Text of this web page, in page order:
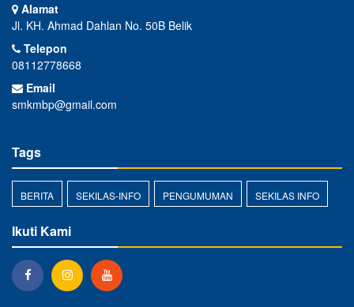
Alamat
Jl. KH. Ahmad Dahlan No. 50B Belik
Telepon
08112778668
Email
smkmbp@gmail.com
Tags
BERITA SEKILAS-INFO PENGUMUMAN SEKILAS INFO
Ikuti Kami